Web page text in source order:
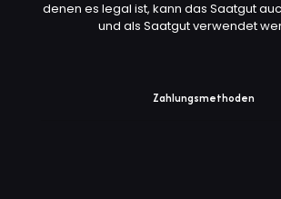
denen es legal ist, kann das Saatgut
und als Saatgut verwendet
Zahlungsmethoden